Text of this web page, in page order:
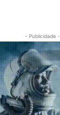
- Publicidade -